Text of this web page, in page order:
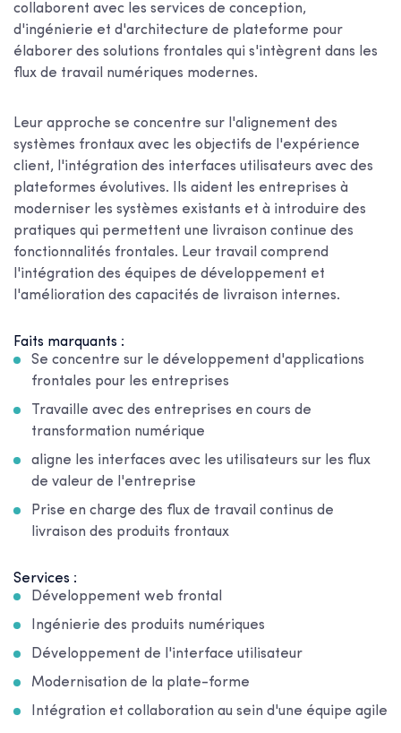
collaborent avec les services de conception,
d'ingénierie et d'architecture de plateforme pour
élaborer des solutions frontales qui s'intègrent dans les
flux de travail numériques modernes.
Leur approche se concentre sur l'alignement des
systèmes frontaux avec les objectifs de l'expérience
client, l'intégration des interfaces utilisateurs avec des
plateformes évolutives. Ils aident les entreprises à
moderniser les systèmes existants et à introduire des
pratiques qui permettent une livraison continue des
fonctionnalités frontales. Leur travail comprend
l'intégration des équipes de développement et
l'amélioration des capacités de livraison internes.
Faits marquants :
Se concentre sur le développement d'applications
frontales pour les entreprises
Travaille avec des entreprises en cours de
transformation numérique
aligne les interfaces avec les utilisateurs sur les flux
de valeur de l'entreprise
Prise en charge des flux de travail continus de
livraison des produits frontaux
Services :
Développement web frontal
Ingénierie des produits numériques
Développement de l'interface utilisateur
Modernisation de la plate-forme
Intégration et collaboration au sein d'une équipe agile